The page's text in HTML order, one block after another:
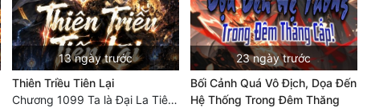
13 ngày trước
Thiên Triều Tiên Lại
Chương 1099 Ta là Đại La Tiên! Một người đắc đạo, gà chó lên trời (Đại kết cục)
23 ngày trước
Bối Cảnh Quá Vô Địch, Dọa Đến
Hệ Thống Trong Đêm Thăng